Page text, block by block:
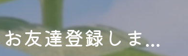
友達登録しま...